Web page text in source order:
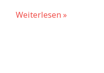
Weiterlesen »